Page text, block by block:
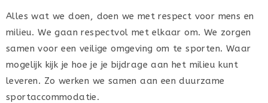
Alles wat we doen, doen we met respect voor mens en
milieu. We gaan respectvol met elkaar om. We zorgen
samen voor een veilige omgeving om te sporten. Waar
mogelijk kijk je hoe je je bijdrage aan het milieu kunt
leveren. Zo werken we samen aan een duurzame
sportaccommodatie.